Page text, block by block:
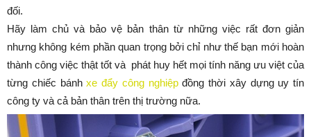
đối.
Hãy làm chủ và bảo vệ bản thân từ những việc rất đơn giản
nhưng không kém phần quan trọng bởi chỉ như thế bạn mới hoàn
thành công việc thật tốt và phát huy hết mọi tính năng ưu việt của
từng chiếc bánhxe đẩy công nghiệpđồng thời xây dựng uy tín
công ty và cả bản thân trên thị trường nữa.